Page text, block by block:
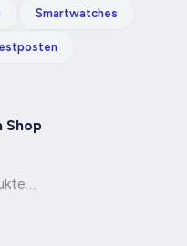
Smartwatches
Shop